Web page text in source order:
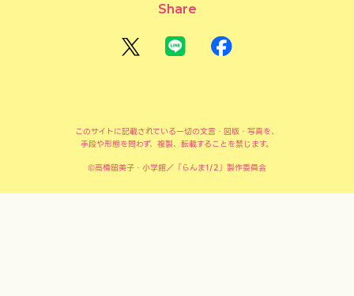
Share
このサイトに記載されている一切の文言・図版・写真を、
手段や形態を問わず、複製、転載することを禁じます。
©高橋留美子・小学館／「らんま1/2」製作委員会